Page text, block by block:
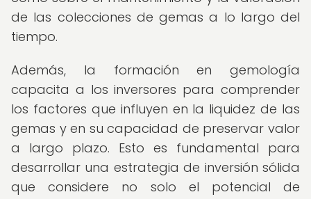
de las colecciones de gemas a lo largo del
tiempo.
Además, la formación en gemología
capacita a los inversores para comprender
los factores que influyen en la liquidez de las
gemas y en su capacidad de preservar valor
a largo plazo. Esto es fundamental para
desarrollar una estrategia de inversión sólida
que considere no solo el potencial de